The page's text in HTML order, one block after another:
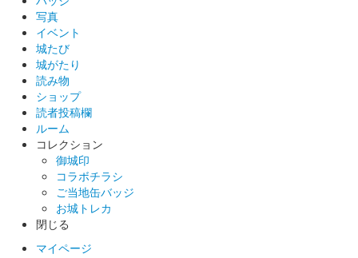
国吉城 御城印
販売終了
「北陸新幹線開業記念」のロゴ入り。
国吉城 御城朱印
販売終了
2024年（令和6年）2月11日で、美浜町が誕生して70年になるの
写真
イベント
城たび
城がたり
読み物
ショップ
読者投稿欄
ルーム
コレクション
御城印
コラボチラシ
ご当地缶バッジ
お城トレカ
閉じる
マイページ